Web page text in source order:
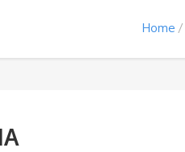
Home